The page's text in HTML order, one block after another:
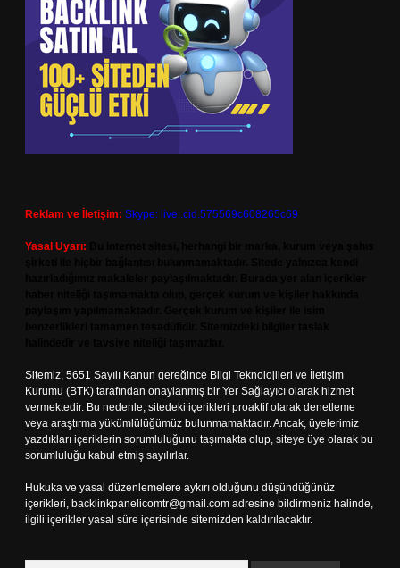
Reklam ve İletişim: Skype: live:.cid.575569c608265c69
Yasal Uyarı:
Sitemiz, 5651 Sayılı Kanun gereğince Bilgi Teknolojileri ve İletişim
Kurumu (BTK) tarafından onaylanmış bir Yer Sağlayıcı olarak hizmet
vermektedir. Bu nedenle, sitedeki içerikleri proaktif olarak denetleme
veya araştırma yükümlülüğümüz bulunmamaktadır. Ancak, üyelerimiz
yazdıkları içeriklerin sorumluluğunu taşımakta olup, siteye üye olarak bu
sorumluluğu kabul etmiş sayılırlar.
Hukuka ve yasal düzenlemelere aykırı olduğunu düşündüğünüz
içerikleri, backlinkpanelicomtr@gmail.com adresine bildirmeniz halinde,
ilgili içerikler yasal süre içerisinde sitemizden kaldırılacaktır.